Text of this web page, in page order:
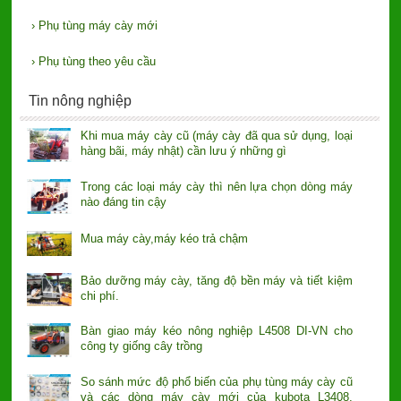
› Phụ tùng máy cày mới
› Phụ tùng theo yêu cầu
Tin nông nghiệp
Khi mua máy cày cũ (máy cày đã qua sử dụng, loại
hàng bãi, máy nhật) cần lưu ý những gì
Trong các loại máy cày thì nên lựa chọn dòng máy
nào đáng tin cậy
Mua máy cày,máy kéo trả chậm
Bảo dưỡng máy cày, tăng độ bền máy và tiết kiệm
chi phí.
Bàn giao máy kéo nông nghiệp L4508 DI-VN cho
công ty giống cây trồng
So sánh mức độ phổ biến của phụ tùng máy cày cũ
và các dòng máy cày mới của kubota L3408,